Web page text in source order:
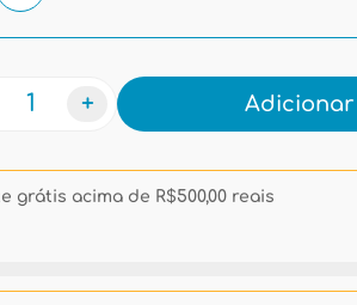
+
grátis acima de R$500,00 reais